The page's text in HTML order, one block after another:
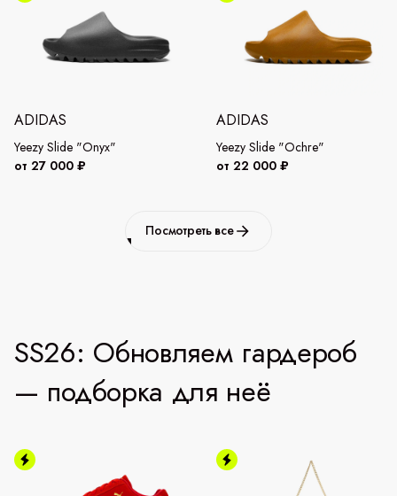
ADIDAS
Yeezy Slide "Onyx"
от 27 000 ₽
ADIDAS
Yeezy Slide "Ochre"
от 22 000 ₽
Посмотреть все
SS26: Обновляем гардероб
— подборка для неё